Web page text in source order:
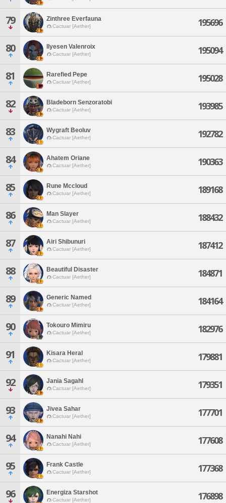
79 Zinthree Everfauna
Cactuar [Aether] 195696
80 Ilyesen Valenroix
Cactuar [Aether] 195094
81 Rarefied Pepe
Cactuar [Aether] 195028
82 Bladeborn Senzoratobi
Cactuar [Aether] 193985
83 Wygraft Beoluv
Cactuar [Aether] 192782
84 Ahatem Oriane
Cactuar [Aether] 190363
85 Rune Mccloud
Cactuar [Aether] 189168
86 Man Slayer
Cactuar [Aether] 188432
87 Airi Shibunuri
Cactuar [Aether] 187412
88 Beautiful Disaster
Cactuar [Aether] 184871
89 Generic Named
Cactuar [Aether] 184164
90 Tokouro Mimiru
Cactuar [Aether] 182976
91 Kisara Heral
Cactuar [Aether] 179881
92 Jania Sagahl
Cactuar [Aether] 179351
93 Jivea Sahar
Cactuar [Aether] 177701
94 Nanahi Nahi
Cactuar [Aether] 177608
95 Frank Castle
Cactuar [Aether] 177368
96 Energiza Starshot
Cactuar [Aether] 176898